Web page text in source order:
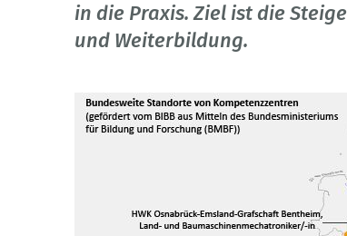
in die Praxis. Ziel ist die
und Weiterbildung.